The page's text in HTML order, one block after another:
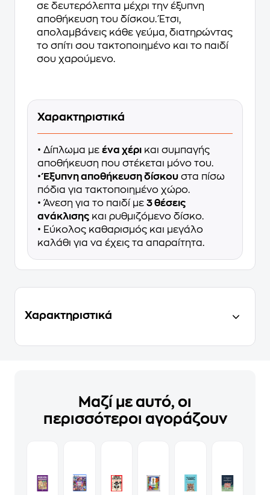
σε δευτερόλεπτα μέχρι την έξυπνη
αποθήκευση του δίσκου. Έτσι,
απολαμβάνεις κάθε γεύμα, διατηρώντας
το σπίτι σου τακτοποιημένο και το παιδί
σου χαρούμενο.
Χαρακτηριστικά
• Δίπλωμα με ένα χέρι και συμπαγής
αποθήκευση που στέκεται μόνο του.
•Έξυπνη αποθήκευση δίσκου στα πίσω
πόδια για τακτοποιημένο χώρο.
• Άνεση για το παιδί με 3 θέσεις
ανάκλισης και ρυθμιζόμενο δίσκο.
• Εύκολος καθαρισμός και μεγάλο
καλάθι για να έχεις τα απαραίτητα.
Χαρακτηριστικά
Μαζί με αυτό, οι
περισσότεροι αγοράζουν